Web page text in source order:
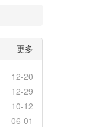
更多
12-20
12-29
10-12
06-01